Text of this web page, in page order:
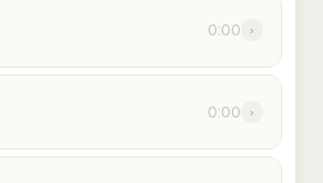
0:00 ›
0:00 ›